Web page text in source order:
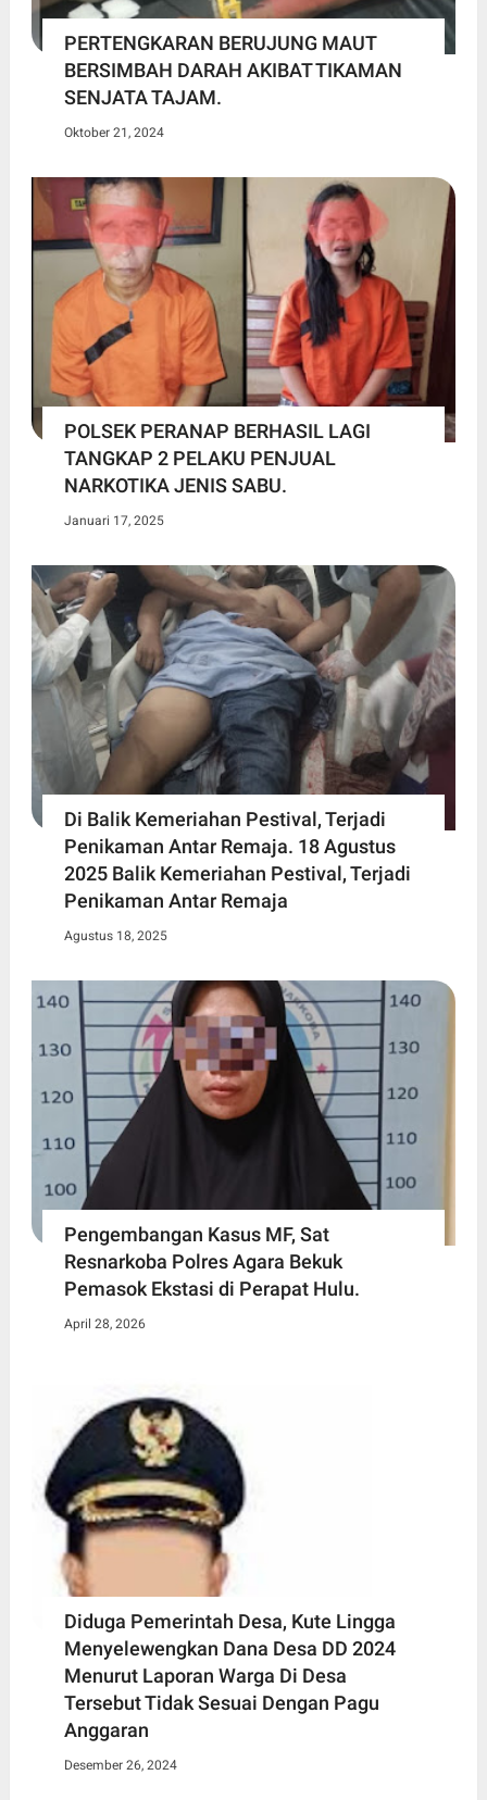
PERTENGKARAN BERUJUNG MAUT
BERSIMBAH DARAH AKIBAT TIKAMAN
SENJATA TAJAM.
Oktober 21, 2024
POLSEK PERANAP BERHASIL LAGI
TANGKAP 2 PELAKU PENJUAL
NARKOTIKA JENIS SABU.
Januari 17, 2025
Di Balik Kemeriahan Pestival, Terjadi
Penikaman Antar Remaja. 18 Agustus
2025 Balik Kemeriahan Pestival, Terjadi
Penikaman Antar Remaja
Agustus 18, 2025
Pengembangan Kasus MF, Sat
Resnarkoba Polres Agara Bekuk
Pemasok Ekstasi di Perapat Hulu.
April 28, 2026
Diduga Pemerintah Desa, Kute Lingga
Menyelewengkan Dana Desa DD 2024
Menurut Laporan Warga Di Desa
Tersebut Tidak Sesuai Dengan Pagu
Anggaran
Desember 26, 2024